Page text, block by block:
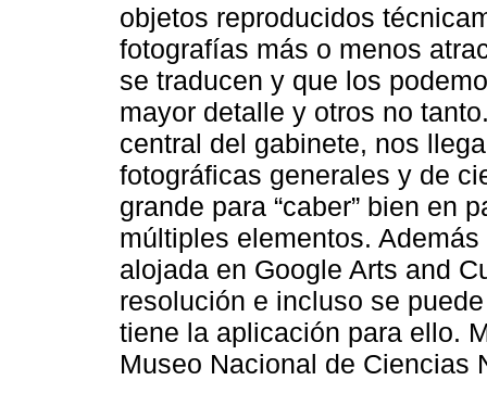
objetos reproducidos
fotografías más o menos
se traducen y que los
mayor detalle y otros no
central del gabinete, nos
fotográficas generales y de
grande para “caber” bien en
múltiples elementos.
alojada en Google Arts and
resolución e incluso se
tiene la aplicación para ello.
Museo Nacional de Ciencias